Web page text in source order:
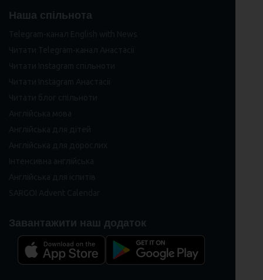
Наша спільнота
Завантажити наш додаток